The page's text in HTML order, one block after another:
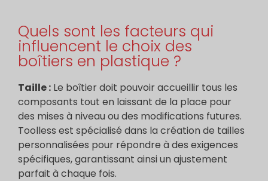
Quels sont les facteurs qui
influencent le choix des
boîtiers en plastique ?
Taille : Le boîtier doit pouvoir accueillir tous les
composants tout en laissant de la place pour
des mises à niveau ou des modifications futures.
Toolless est spécialisé dans la création de tailles
personnalisées pour répondre à des exigences
spécifiques, garantissant ainsi un ajustement
parfait à chaque fois.